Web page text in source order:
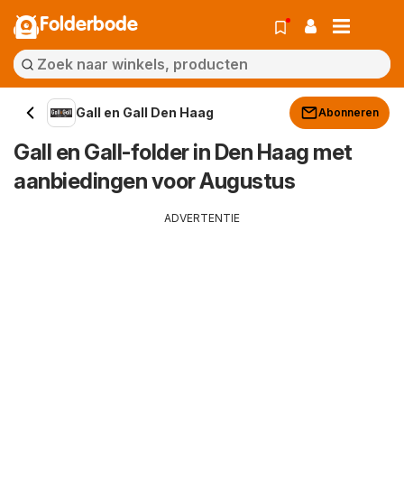
Folderbode
Gall en Gall Den Haag Abonneren
Gall en Gall-folder in Den Haag met
aanbiedingen voor Augustus
ADVERTENTIE